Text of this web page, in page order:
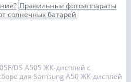
Правильные фотоаппараты
солнечных батарей
DS A505 ЖК-дисплей с
для Samsung A50 ЖК-дисплей